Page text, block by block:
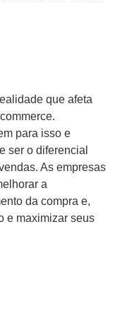
que afeta
para isso e
ser o diferencial
As empresas
a
da compra e,
e maximizar seus